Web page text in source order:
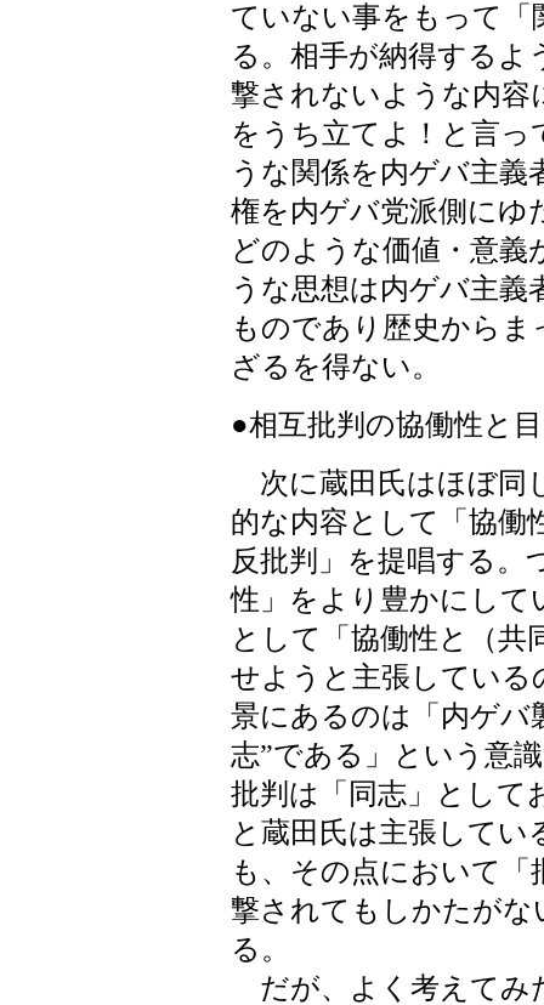
ていない事をもって「
る。相手が納得するよ
撃されないような内容
をうち立てよ！と言
うな関係を内ゲバ主
権を内ゲバ党派側にゆ
どのような価値・意
うな思想は内ゲバ主
ものであり歴史から
ざるを得ない。
●相互批判の協働性と
次に蔵田氏はほぼ同
的な内容として「協働
反批判」を提唱する。
性」をより豊かにして
として「協働性と（共
せようと主張している
景にあるのは「内ゲバ
志”である」という意
批判は「同志」として
と蔵田氏は主張してい
も、その点において
撃されてもしかたが
る。
だが、よく考えてみ